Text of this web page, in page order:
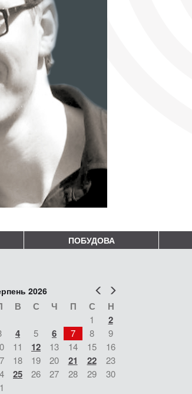
ПОБУДОВА
Попер
2026
В С Ч П С Н
1 2
4 5 6 7 8
9
11 12 13 14 15
16
18 19 20 21 22
23
25 26 27 28 29
30